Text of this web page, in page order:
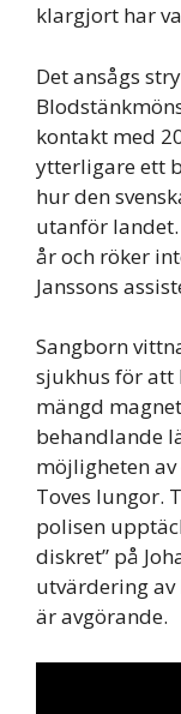
klargjort har
Det ansågs
kontakt med
ytterligare ett
hur den
utanför
år och röker
Janssons
Sangborn
sjukhus för att
mängd
behandlande
möjligheten
Toves lungor.
polisen
diskret” på
utvärdering av
är avgörande.